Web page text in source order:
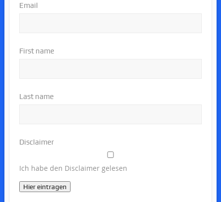
Email
First name
Last name
Disclaimer
Ich habe den Disclaimer gelesen
Hier eintragen